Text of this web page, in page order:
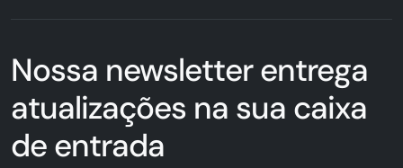
Nossa newsletter entrega
atualizações na sua caixa
de entrada